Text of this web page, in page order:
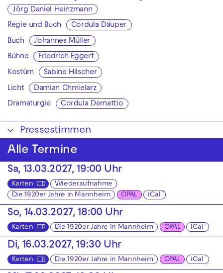
Jörg Daniel Heinzmann
Regie und Buch Cordula Däuper
Buch Johannes Müller
Bühne Friedrich Eggert
Kostüm Sabine Hilscher
Licht Damian Chmielarz
Dramaturgie Cordula Demattio
Pressestimmen
Alle Termine
Sa, 13.03.2027, 19:00 Uhr
Karten
Wiederaufnahme
Die 1920er Jahre in Mannheim
OPAL iCal
So, 14.03.2027, 18:00 Uhr
Karten Die 1920er Jahre in Mannheim OPAL iCal
Di, 16.03.2027, 19:30 Uhr
Karten Die 1920er Jahre in Mannheim OPAL iCal